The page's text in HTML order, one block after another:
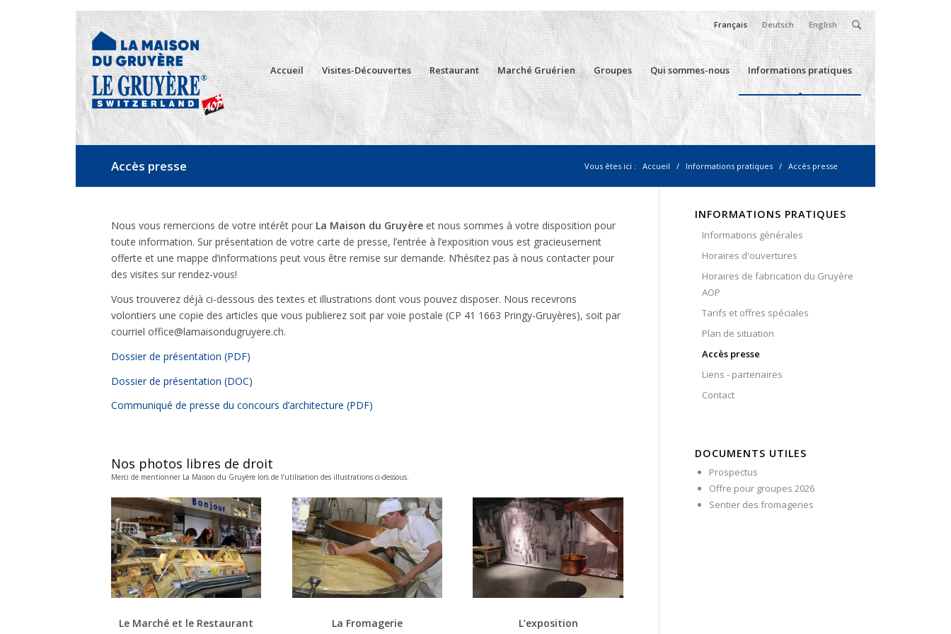
Français Deutsch English
Accueil Visites-Découvertes Restaurant Marché Gruérien Groupes Qui sommes-nous Informations pratiques
Accès presse Vous êtes ici : Accueil / Informations pratiques / Accès presse
Nous vous remercions de votre intérêt pour La Maison du Gruyère et nous sommes à votre disposition pour
toute information. Sur présentation de votre carte de presse, l’entrée à l’exposition vous est gracieusement
offerte et une mappe d’informations peut vous être remise sur demande. N’hésitez pas à nous contacter pour
des visites sur rendez-vous!
Vous trouverez déjà ci-dessous des textes et illustrations dont vous pouvez disposer. Nous recevrons
volontiers une copie des articles que vous publierez soit par voie postale (CP 41 1663 Pringy-Gruyères), soit par
courriel office@lamaisondugruyere.ch.
Dossier de présentation (PDF)
Dossier de présentation (DOC)
Communiqué de presse du concours d’architecture (PDF)
Nos photos libres de droit
Merci de mentionner La Maison du Gruyère lors de l’utilisation des illustrations ci-dessous.
Le Marché et le Restaurant La Fromagerie L’exposition
INFORMATIONS PRATIQUES
Informations générales
Horaires d'ouvertures
Horaires de fabrication du Gruyère
AOP
Tarifs et offres spéciales
Plan de situation
Accès presse
Liens - partenaires
Contact
DOCUMENTS UTILES
Prospectus
Offre pour groupes 2026
Sentier des fromageries
Afin que
nous
puissions
améliorer la
fonctionnalité
et la
structure du
site Web, en
façon dont le